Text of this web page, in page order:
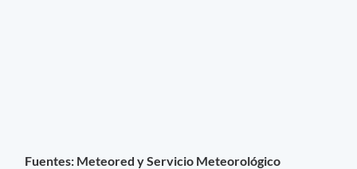
Fuentes: Meteored y Servicio Meteorológico